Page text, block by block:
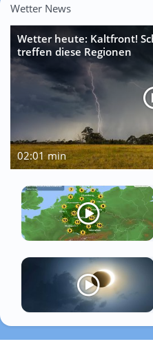
Wetter News
Wetter heute: Kaltfront!
treffen diese Regionen
02:01 min